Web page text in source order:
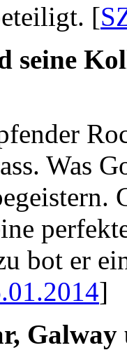
[
seine
Was
bot er
]